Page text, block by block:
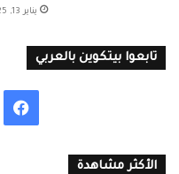
يناير 13, 2025
تابعوا بيتكوين بالعربي
الأكثر مشاهدة